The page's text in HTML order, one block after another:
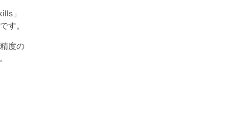
」
す。
度の